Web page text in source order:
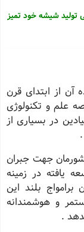
شیشه خود تمیز
آن از ابتدای قرن
علم و تكنولوژی
در بسیاری از
جهت جبران
یافته در زمینه
بلند این
و هوشمندانه
.